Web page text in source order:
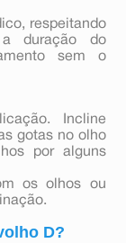
respeitando
duração do
sem o
Incline
gotas no olho
por alguns
os olhos ou
D?